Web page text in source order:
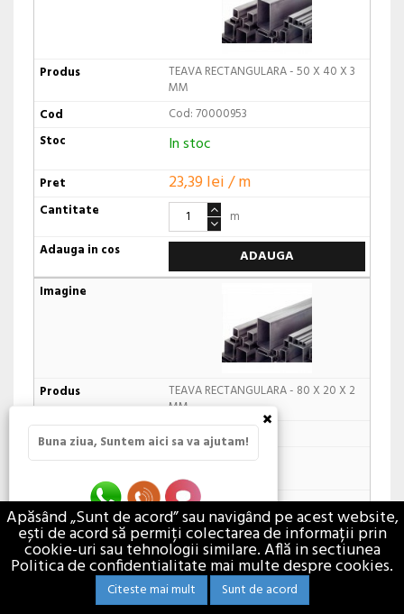
TEAVA RECTANGULARA - 50 X 40 X 3
MM
Cod: 70000953
In stoc
23,39 lei / m
m
ADAUGA
TEAVA RECTANGULARA - 80 X 20 X 2
MM
Cod: 70100333
In stoc
24,00 lei / m
m
ADAUGA
Apăsând „Sunt de acord” sau navigând pe acest website,
ești de acord să permiți colectarea de informații prin
cookie-uri sau tehnologii similare. Află in sectiunea
Politica de confidentialitate mai multe despre cookies.
Citeste mai mult Sunt de acord
×
Buna ziua, Suntem aici sa va ajutam!